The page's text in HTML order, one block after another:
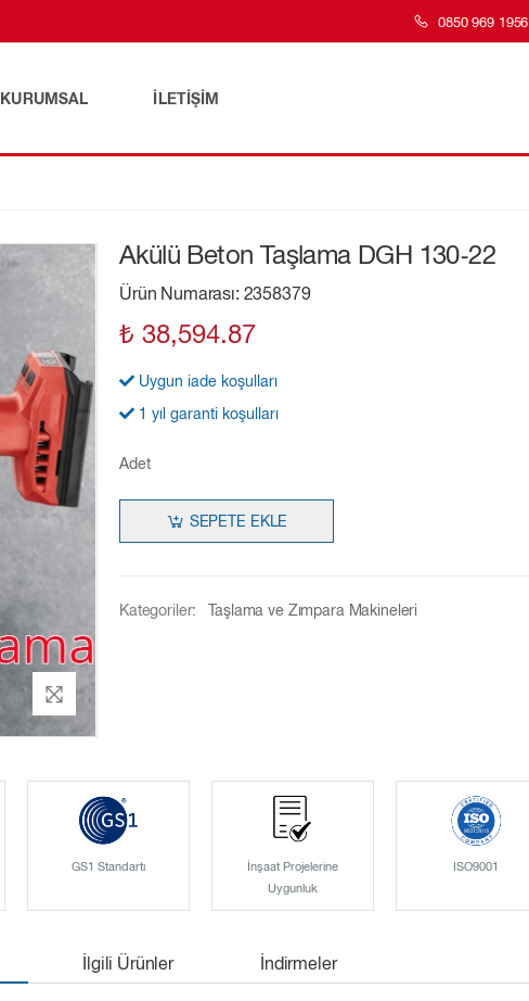
0850 969 1956
KURUMSAL İLETIŞIM
Akülü Beton Taşlama DGH 130-22
Ürün Numarası: 2358379
₺ 38,594.87
Uygun iade koşulları
1 yıl garanti koşulları
Adet
SEPETE EKLE
Kategoriler: Taşlama ve Zımpara Makineleri
GS1 Standartı
İnşaat Projelerine
Uygunluk
ISO9001
İlgili Ürünler İndirmeler